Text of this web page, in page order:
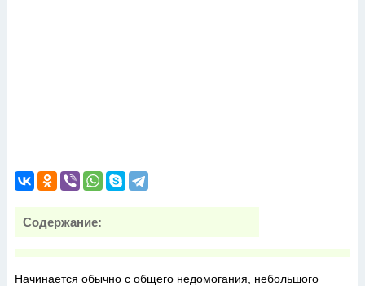
Содержание:
Начинается обычно с общего недомогания, небольшого